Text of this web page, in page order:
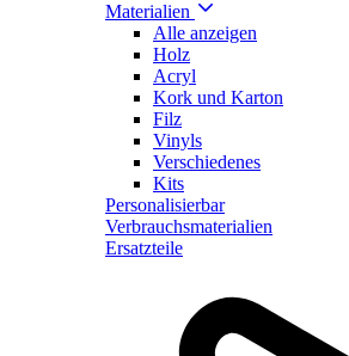
Materialien
Alle anzeigen
Holz
Acryl
Kork und Karton
Filz
Vinyls
Verschiedenes
Kits
Personalisierbar
Verbrauchsmaterialien
Ersatzteile